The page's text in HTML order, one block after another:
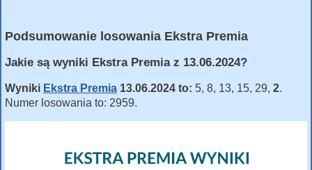
Podsumowanie losowania Ekstra Premia
Jakie są wyniki Ekstra Premia z 13.06.2024?
Wyniki Ekstra Premia 13.06.2024 to: 5, 8, 13, 15, 29, 2.
Numer losowania to: 2959.